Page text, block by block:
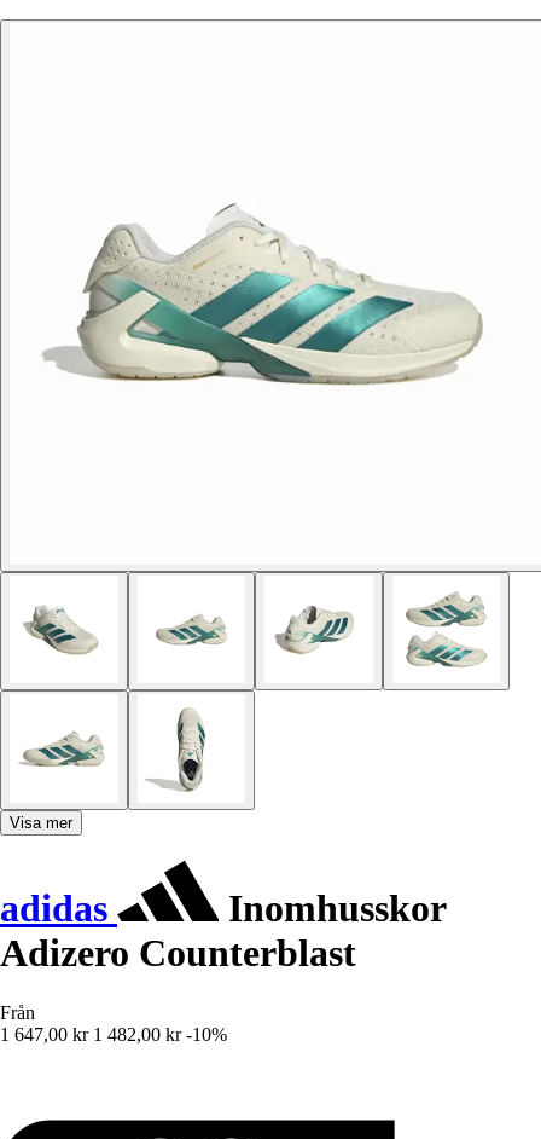
Visa mer
adidas
Inomhusskor
Adizero Counterblast
Från
1 647,00 kr 1 482,00 kr -10%